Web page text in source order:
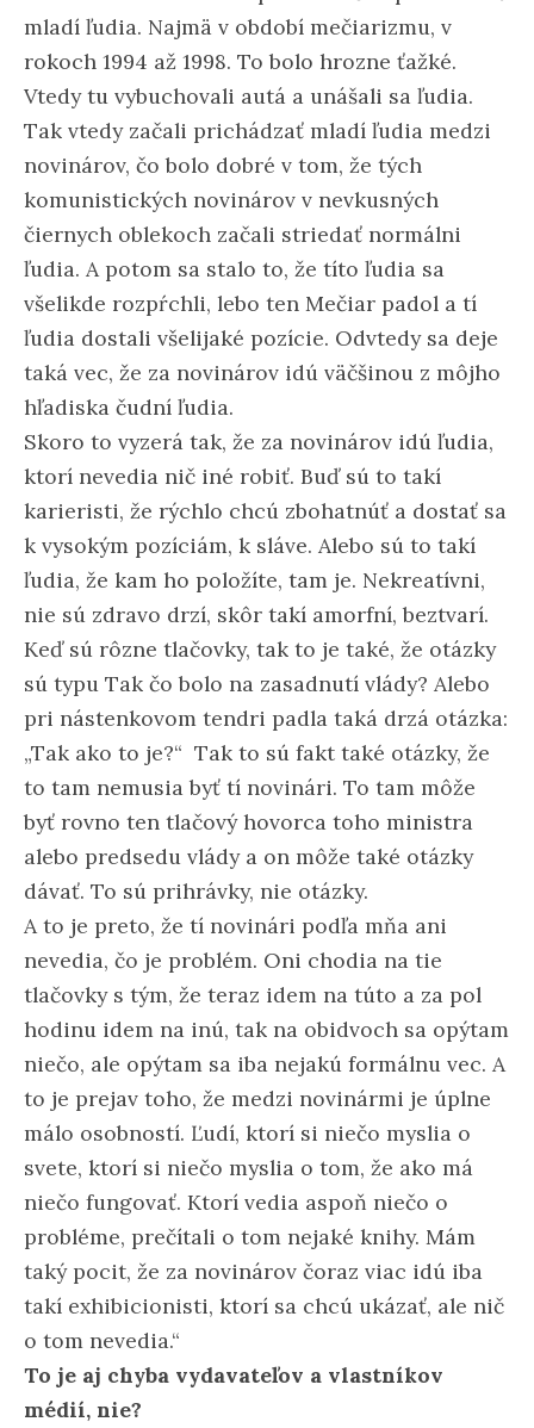
mladí ľudia. Najmä v období mečiarizmu, v
rokoch 1994 až 1998. To bolo hrozne ťažké.
Vtedy tu vybuchovali autá a unášali sa ľudia.
Tak vtedy začali prichádzať mladí ľudia medzi
novinárov, čo bolo dobré v tom, že tých
komunistických novinárov v nevkusných
čiernych oblekoch začali striedať normálni
ľudia. A potom sa stalo to, že títo ľudia sa
všelikde rozpŕchli, lebo ten Mečiar padol a tí
ľudia dostali všelijaké pozície. Odvtedy sa deje
taká vec, že za novinárov idú väčšinou z môjho
hľadiska čudní ľudia.
Skoro to vyzerá tak, že za novinárov idú ľudia,
ktorí nevedia nič iné robiť. Buď sú to takí
karieristi, že rýchlo chcú zbohatnúť a dostať sa
k vysokým pozíciám, k sláve. Alebo sú to takí
ľudia, že kam ho položíte, tam je. Nekreatívni,
nie sú zdravo drzí, skôr takí amorfní, beztvarí.
Keď sú rôzne tlačovky, tak to je také, že otázky
sú typu Tak čo bolo na zasadnutí vlády? Alebo
pri nástenkovom tendri padla taká drzá otázka:
„Tak ako to je?“ Tak to sú fakt také otázky, že
to tam nemusia byť tí novinári. To tam môže
byť rovno ten tlačový hovorca toho ministra
alebo predsedu vlády a on môže také otázky
dávať. To sú prihrávky, nie otázky.
A to je preto, že tí novinári podľa mňa ani
nevedia, čo je problém. Oni chodia na tie
tlačovky s tým, že teraz idem na túto a za pol
hodinu idem na inú, tak na obidvoch sa opýtam
niečo, ale opýtam sa iba nejakú formálnu vec. A
to je prejav toho, že medzi novinármi je úplne
málo osobností. Ľudí, ktorí si niečo myslia o
svete, ktorí si niečo myslia o tom, že ako má
niečo fungovať. Ktorí vedia aspoň niečo o
probléme, prečítali o tom nejaké knihy. Mám
taký pocit, že za novinárov čoraz viac idú iba
takí exhibicionisti, ktorí sa chcú ukázať, ale nič
o tom nevedia.“
To je aj chyba vydavateľov a vlastníkov
médií, nie?